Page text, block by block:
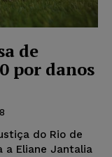
de
por danos
do Rio de
a Eliane Jantalia